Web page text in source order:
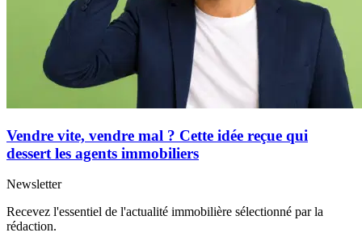
Vendre vite, vendre mal ? Cette idée reçue qui
dessert les agents immobiliers
Newsletter
Recevez l'essentiel de l'actualité immobilière sélectionné par la
rédaction.